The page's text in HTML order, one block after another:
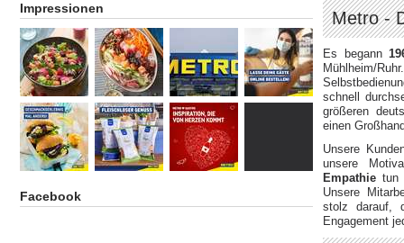
Impressionen
Facebook
Metro -
Es begann
Mühlheim/
schnell
größeren
einen
Unsere
unsere
Empathie tun
Unsere
stolz darauf,
Engagement